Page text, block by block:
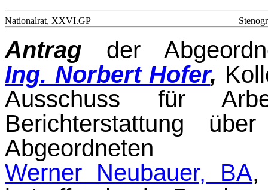
Nationalrat, XXVI.GP
Antrag der
Ing. Norbert Hofer,
Ausschuss für
Berichterstattung
Werner Neubauer, BA,